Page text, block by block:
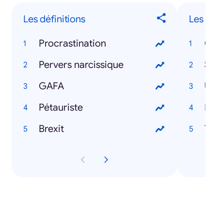
Les définitions
Procrastination
Pervers narcissique
GAFA
Pétauriste
Brexit
Les